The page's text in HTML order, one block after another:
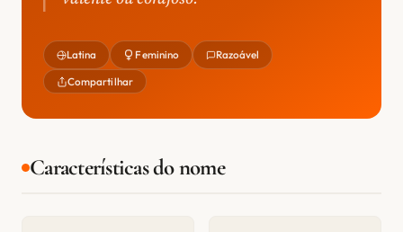
Latina Feminino Razoável
Compartilhar
Características do nome